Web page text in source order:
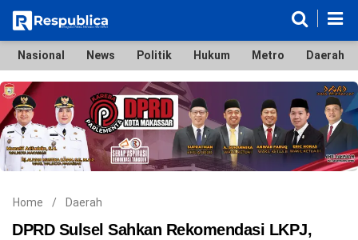
Nasional
News
Politik
Hukum
Metro
Daerah
Ekonomi & Bisnis
Lifestyle
Otomotif
Bola & Sport
Edukasi
Tokoh
Hiburan
Nasional News Politik Hukum Metro Daerah
Home / Daerah
DPRD Sulsel Sahkan Rekomendasi LKPJ,